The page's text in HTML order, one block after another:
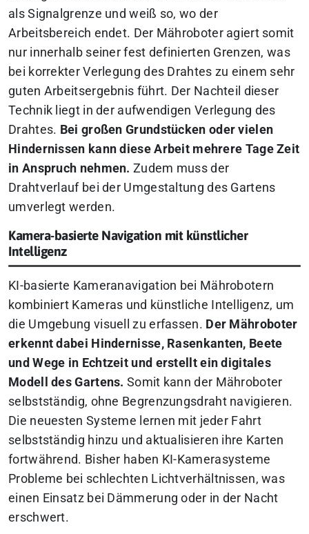
als Signalgrenze und weiß so, wo der
Arbeitsbereich endet. Der Mähroboter agiert somit
nur innerhalb seiner fest definierten Grenzen, was
bei korrekter Verlegung des Drahtes zu einem sehr
guten Arbeitsergebnis führt. Der Nachteil dieser
Technik liegt in der aufwendigen Verlegung des
Drahtes. Bei großen Grundstücken oder vielen
Hindernissen kann diese Arbeit mehrere Tage Zeit
in Anspruch nehmen. Zudem muss der
Drahtverlauf bei der Umgestaltung des Gartens
umverlegt werden.
Kamera-basierte Navigation mit künstlicher
Intelligenz
KI-basierte Kameranavigation bei Mährobotern
kombiniert Kameras und künstliche Intelligenz, um
die Umgebung visuell zu erfassen. Der Mähroboter
erkennt dabei Hindernisse, Rasenkanten, Beete
und Wege in Echtzeit und erstellt ein digitales
Modell des Gartens. Somit kann der Mähroboter
selbstständig, ohne Begrenzungsdraht navigieren.
Die neuesten Systeme lernen mit jeder Fahrt
selbstständig hinzu und aktualisieren ihre Karten
fortwährend. Bisher haben KI-Kamerasysteme
Probleme bei schlechten Lichtverhältnissen, was
einen Einsatz bei Dämmerung oder in der Nacht
erschwert.